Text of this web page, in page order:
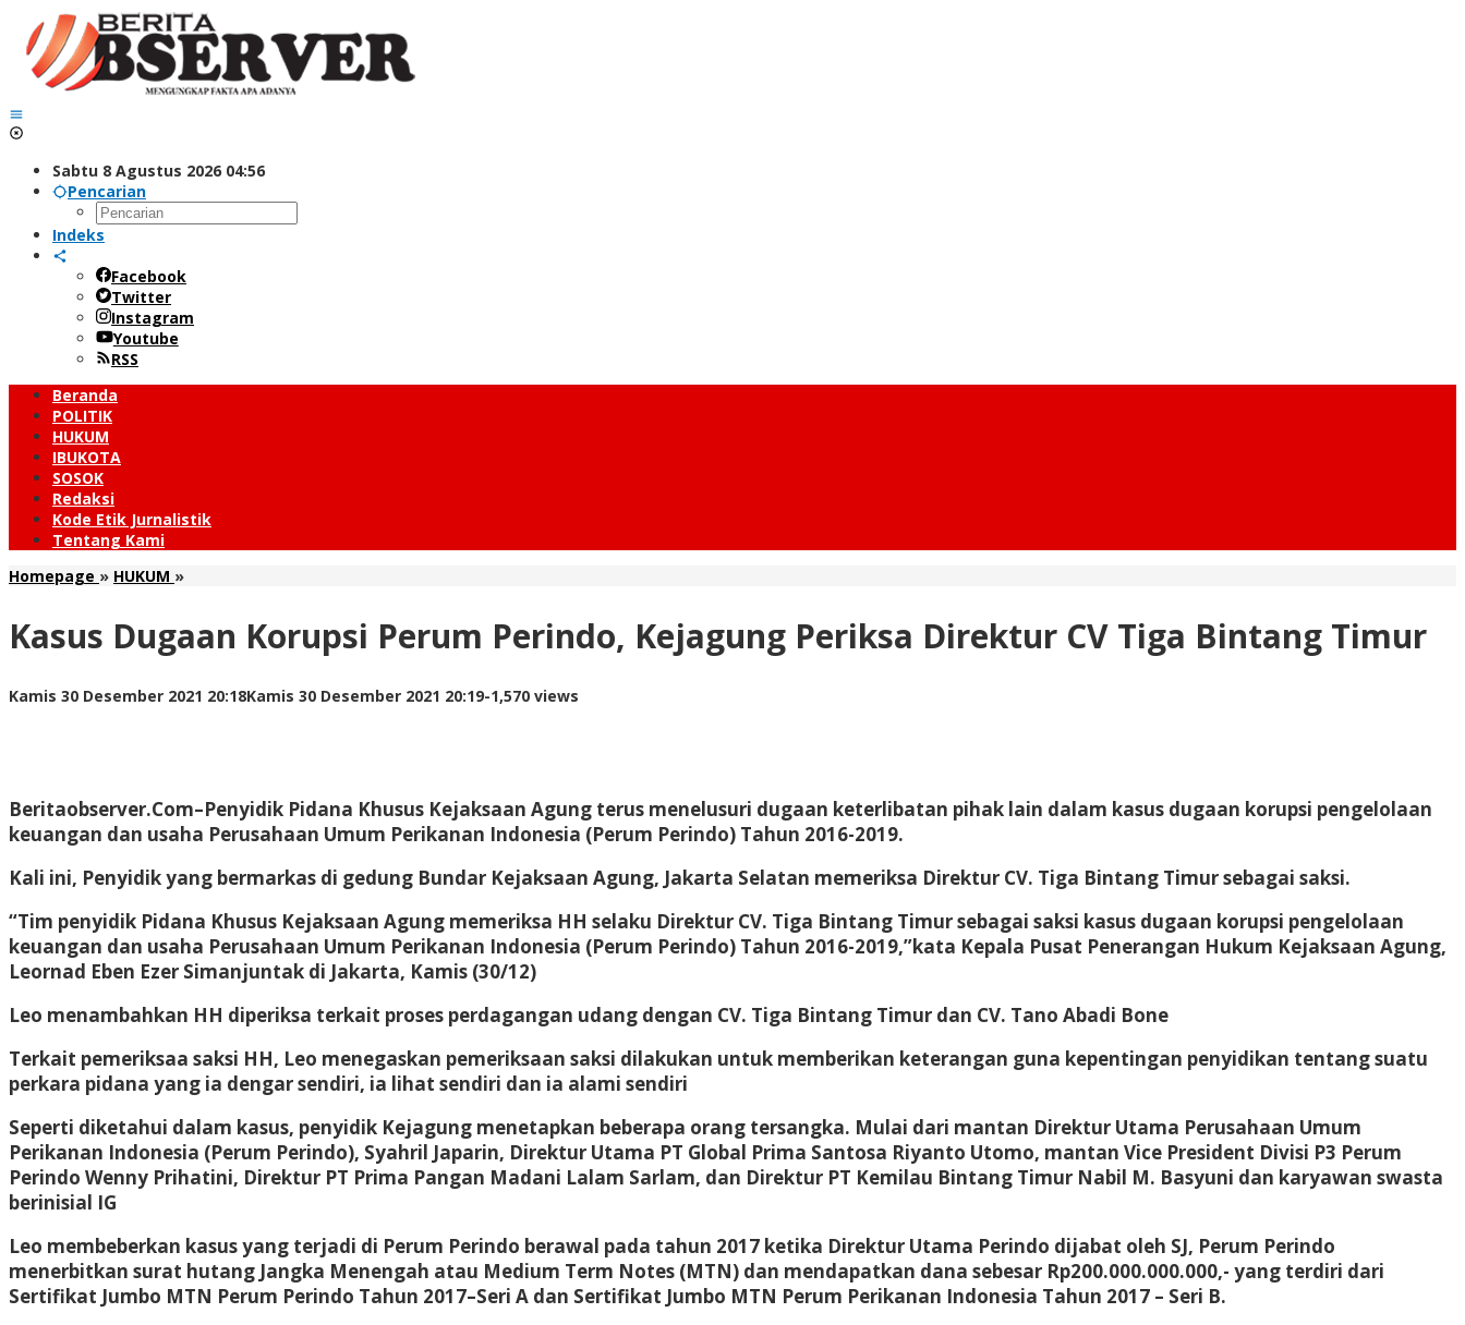
Lewati
konten
Sabtu 8 Agustus 2026 04:56
Pencarian
Indeks
Facebook
Twitter
Instagram
Youtube
RSS
Beranda
POLITIK
HUKUM
IBUKOTA
SOSOK
Redaksi
Kode Etik Jurnalistik
Tentang Kami
Homepage » HUKUM »Kasus
Perum
Periksa
Timur
Kasus Dugaan Korupsi Perum Perindo, Kejagung Periksa Direktur CV Tiga Bintang Timur
Kamis 30 Desember 2021 20:18Kamis 30 Desember 2021 20:19oleh
-1,570 views
Beritaobserver.Com–Penyidik Pidana Khusus Kejaksaan Agung terus menelusuri dugaan keterlibatan pihak lain dalam kasus dugaan korupsi pengelolaan
keuangan dan usaha Perusahaan Umum Perikanan Indonesia (Perum Perindo) Tahun 2016-2019.
Kali ini, Penyidik yang bermarkas di gedung Bundar Kejaksaan Agung, Jakarta Selatan memeriksa Direktur CV. Tiga Bintang Timur sebagai saksi.
“Tim penyidik Pidana Khusus Kejaksaan Agung memeriksa HH selaku Direktur CV. Tiga Bintang Timur sebagai saksi kasus dugaan korupsi pengelolaan
keuangan dan usaha Perusahaan Umum Perikanan Indonesia (Perum Perindo) Tahun 2016-2019,”kata Kepala Pusat Penerangan Hukum Kejaksaan Agung,
Leornad Eben Ezer Simanjuntak di Jakarta, Kamis (30/12)
Leo menambahkan HH diperiksa terkait proses perdagangan udang dengan CV. Tiga Bintang Timur dan CV. Tano Abadi Bone
Terkait pemeriksaa saksi HH, Leo menegaskan pemeriksaan saksi dilakukan untuk memberikan keterangan guna kepentingan penyidikan tentang suatu
perkara pidana yang ia dengar sendiri, ia lihat sendiri dan ia alami sendiri
Seperti diketahui dalam kasus, penyidik Kejagung menetapkan beberapa orang tersangka. Mulai dari mantan Direktur Utama Perusahaan Umum
Perikanan Indonesia (Perum Perindo), Syahril Japarin, Direktur Utama PT Global Prima Santosa Riyanto Utomo, mantan Vice President Divisi P3 Perum
Perindo Wenny Prihatini, Direktur PT Prima Pangan Madani Lalam Sarlam, dan Direktur PT Kemilau Bintang Timur Nabil M. Basyuni dan karyawan swasta
berinisial IG
Leo membeberkan kasus yang terjadi di Perum Perindo berawal pada tahun 2017 ketika Direktur Utama Perindo dijabat oleh SJ, Perum Perindo
menerbitkan surat hutang Jangka Menengah atau Medium Term Notes (MTN) dan mendapatkan dana sebesar Rp200.000.000.000,- yang terdiri dari
Sertifikat Jumbo MTN Perum Perindo Tahun 2017–Seri A dan Sertifikat Jumbo MTN Perum Perikanan Indonesia Tahun 2017 – Seri B.